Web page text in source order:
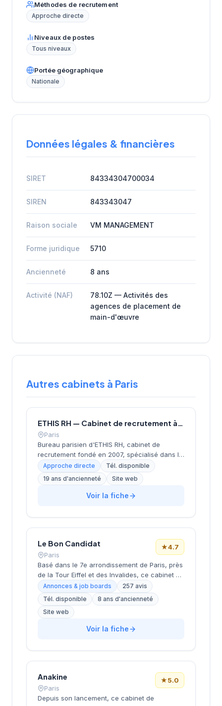
Méthodes de recrutement
Approche directe
Niveaux de postes
Tous niveaux
Portée géographique
Nationale
Données légales & financières
SIRET 84334304700034
SIREN 843343047
Raison sociale VM MANAGEMENT
Forme juridique 5710
Ancienneté 8 ans
Activité (NAF)
78.10Z — Activités des
agences de placement de
main-d'œuvre
Autres cabinets à Paris
ETHIS RH — Cabinet de recrutement à Paris
Paris
Bureau parisien d'ETHIS RH, cabinet de
recrutement fondé en 2007, spécialisé dans le
conseil en ressources humaines, le
recrutement de cadres et dirigeants, le
coaching et l'outplacement. Situé au 16 rue de
Monceau dans le 8e arrondissement de Paris,
Approche directe
Tél. disponible
19 ans d'ancienneté
Site web
Voir la fiche
Le Bon Candidat
Paris
★4.7
Basé dans le 7e arrondissement de Paris, près
de la Tour Eiffel et des Invalides, ce cabinet de
recrutement bénéficie d'une localisation
prestigieuse au cœur de la capitale. Installé
rue de Bellechasse, il accompagne les
entreprises dans leurs recrutements avec une
approche personnalisée. La structure affiche
une excellente réputation auprès de sa
prestations de conseil en recrutement.
Annonces & job boards
257 avis
Tél. disponible
8 ans d'ancienneté
Site web
Voir la fiche
Anakine
Paris
★5.0
Depuis son lancement, ce cabinet de